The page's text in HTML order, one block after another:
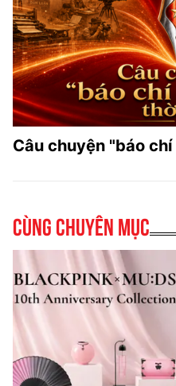
Câu chuyện "báo
Cùng chuyên mục